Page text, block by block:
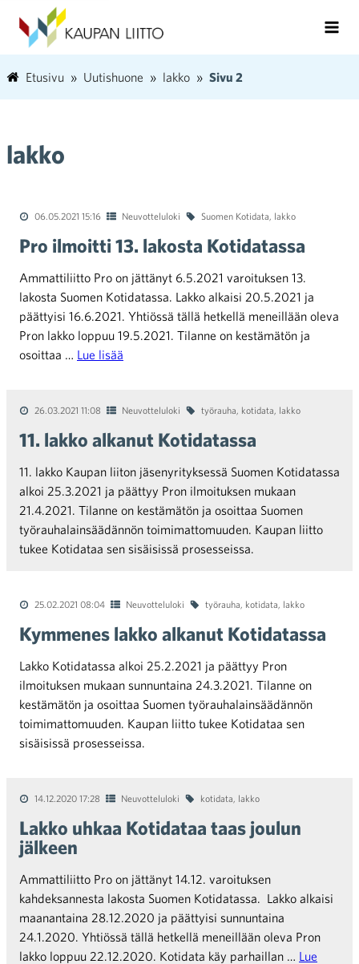
Etusivu Uutishuone lakko Sivu 2
lakko
06.05.2021 15:16 Neuvotteluloki Suomen Kotidata, lakko
Pro ilmoitti 13. lakosta Kotidatassa
Ammattiliitto Pro on jättänyt 6.5.2021 varoituksen 13.
lakosta Suomen Kotidatassa. Lakko alkaisi 20.5.2021 ja
päättyisi 16.6.2021. Yhtiössä tällä hetkellä meneillään oleva
Pron lakko loppuu 19.5.2021. Tilanne on kestämätön ja
osoittaa … Lue lisää
26.03.2021 11:08 Neuvotteluloki työrauha, kotidata, lakko
11. lakko alkanut Kotidatassa
11. lakko Kaupan liiton jäsenyrityksessä Suomen Kotidatassa
alkoi 25.3.2021 ja päättyy Pron ilmoituksen mukaan
21.4.2021. Tilanne on kestämätön ja osoittaa Suomen
työrauhalainsäädännön toimimattomuuden. Kaupan liitto
tukee Kotidataa sen sisäisissä prosesseissa.
25.02.2021 08:04 Neuvotteluloki työrauha, kotidata, lakko
Kymmenes lakko alkanut Kotidatassa
Lakko Kotidatassa alkoi 25.2.2021 ja päättyy Pron
ilmoituksen mukaan sunnuntaina 24.3.2021. Tilanne on
kestämätön ja osoittaa Suomen työrauhalainsäädännön
toimimattomuuden. Kaupan liitto tukee Kotidataa sen
sisäisissä prosesseissa.
14.12.2020 17:28 Neuvotteluloki kotidata, lakko
Lakko uhkaa Kotidataa taas joulun
jälkeen
Ammattiliitto Pro on jättänyt 14.12. varoituksen
kahdeksannesta lakosta Suomen Kotidatassa. Lakko alkaisi
maanantaina 28.12.2020 ja päättyisi sunnuntaina
24.1.2020. Yhtiössä tällä hetkellä meneillään oleva Pron
lakko loppuu 22.12.2020. Kotidata käy parhaillan … Lue